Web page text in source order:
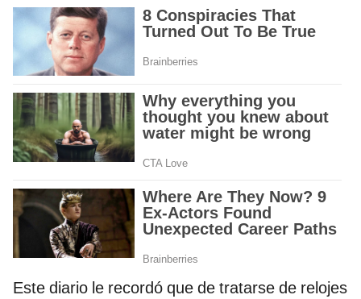
Este diario le recordó que de tratarse de relojes